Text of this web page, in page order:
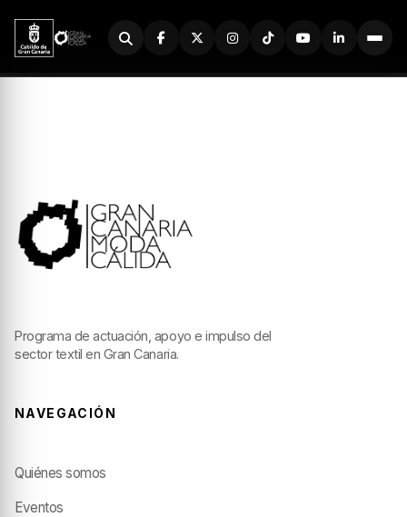
Buscador
Programa de actuación, apoyo e impulso del
sector textil en Gran Canaria.
NAVEGACIÓN
Quiénes somos
Eventos